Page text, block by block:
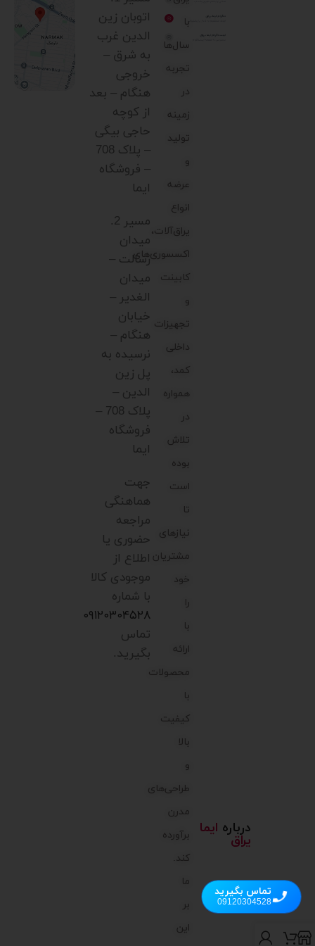
درباره ایما
یراق
با
سال‌ها
تجربه
در
زمینه
تولید
و
عرضه
انواع
یراق‌آلات،
اکسسوری‌های
کابینت
و
تجهیزات
داخلی
کمد،
همواره
در
تلاش
بوده
است
تا
نیازهای
مشتریان
خود
را
با
ارائه
محصولات
با
کیفیت
بالا
و
طراحی‌های
مدرن
برآورده
کند.
ما
بر
این
اتوبان زین
الدین غرب
به شرق –
خروجی
هنگام – بعد
از کوچه
حاجی بیگی
– پلاک 708
– فروشگاه
ایما
مسیر 2.
میدان
رسالت –
میدان
الغدیر –
خیابان
هنگام –
نرسیده به
پل زین
الدین –
پلاک 708 –
فروشگاه
ایما
جهت
هماهنگی
مراجعه
حضوری یا
اطلاع از
موجودی کالا
با شماره
۰۹۱۲۰۳۰۴۵۲۸
تماس
بگیرید.
تماس بگیرید
09120304528